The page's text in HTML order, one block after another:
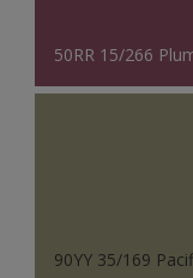
50RR 15/266
90YY 35/169